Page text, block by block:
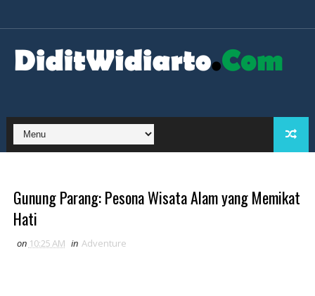
Gunung Parang: Pesona Wisata Alam yang Memikat
Hati
on 10:25 AM in Adventure